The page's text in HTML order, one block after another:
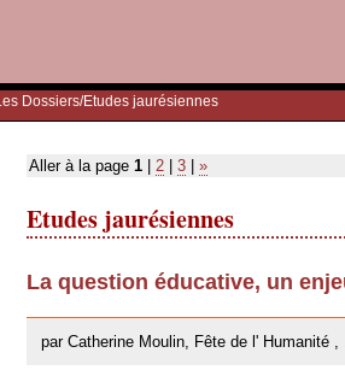
Dossiers/Etudes jaurésiennes
Aller à la page 1 2 3 »
Etudes jaurésiennes
La question éducative, un
par Catherine Moulin, Fête de l' Humanité